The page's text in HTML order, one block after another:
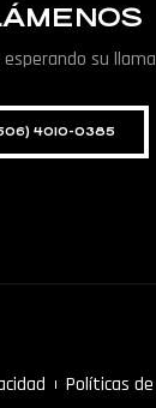
su
4010-0385
Políticas